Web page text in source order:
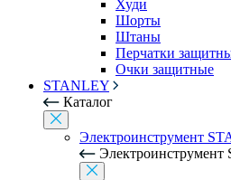
Худи
Шорты
Штаны
Перчатки
Очки защитные
STANLEY
Каталог
Электроинструмент